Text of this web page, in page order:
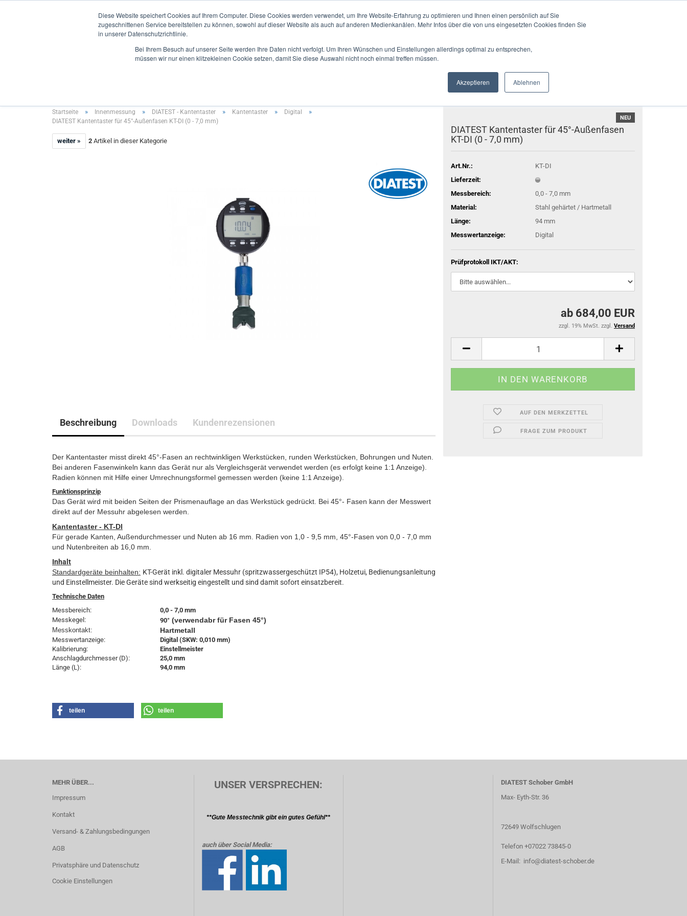
Diese Website speichert Cookies auf Ihrem Computer. Diese Cookies werden verwendet, um Ihre Website-Erfahrung zu optimieren und Ihnen einen persönlich auf Sie
zugeschnittenen Service bereitstellen zu können, sowohl auf dieser Website als auch auf anderen Medienkanälen. Mehr Infos über die von uns eingesetzten Cookies finden Sie
in unserer Datenschutzrichtlinie.
Bei Ihrem Besuch auf unserer Seite werden Ihre Daten nicht verfolgt. Um Ihren Wünschen und Einstellungen allerdings optimal zu entsprechen,
müssen wir nur einen klitzekleinen Cookie setzen, damit Sie diese Auswahl nicht noch einmal treffen müssen.
Akzeptieren Ablehnen
Suche...
Startseite » Innenmessung » DIATEST - Kantentaster » Kantentaster » Digital »
DIATEST Kantentaster für 45°-Außenfasen KT-DI (0 - 7,0 mm)
weiter » 2 Artikel in dieser Kategorie
NEU
DIATEST Kantentaster für 45°-Außenfasen
KT-DI (0 - 7,0 mm)
Art.Nr.:
KT-DI
Lieferzeit:
Messbereich:
0,0 - 7,0 mm
Material:
Stahl gehärtet / Hartmetall
Länge:
94 mm
Messwertanzeige:
Digital
Prüfprotokoll IKT/AKT:
ab 684,00 EUR
zzgl. 19% MwSt. zzgl. Versand
AUF DEN MERKZETTEL
FRAGE ZUM PRODUKT
Beschreibung Downloads Kundenrezensionen
Der Kantentaster misst direkt 45°-Fasen an rechtwinkligen Werkstücken, runden Werkstücken, Bohrungen und Nuten.
Bei anderen Fasenwinkeln kann das Gerät nur als Vergleichsgerät verwendet werden (es erfolgt keine 1:1 Anzeige).
Radien können mit Hilfe einer Umrechnungsformel gemessen werden (keine 1:1 Anzeige).
Funktionsprinzip
Das Gerät wird mit beiden Seiten der Prismenauflage an das Werkstück gedrückt. Bei 45°- Fasen kann der Messwert
direkt auf der Messuhr abgelesen werden.
Kantentaster - KT-DI
Für gerade Kanten, Außendurchmesser und Nuten ab 16 mm. Radien von 1,0 - 9,5 mm, 45°-Fasen von 0,0 - 7,0 mm
und Nutenbreiten ab 16,0 mm.
Inhalt
Standardgeräte beinhalten: KT-Gerät inkl. digitaler Messuhr (spritzwassergeschützt IP54), Holzetui, Bedienungsanleitung
und Einstellmeister. Die Geräte sind werkseitig eingestellt und sind damit sofort einsatzbereit.
Technische Daten
Messbereich:
0,0 - 7,0 mm
Messkegel:
90° (verwendabr für Fasen 45°)
Messkontakt: Hartmetall
Messwertanzeige:
Digital (SKW: 0,010 mm)
Kalibrierung:
Einstellmeister
Anschlagdurchmesser (D):
25,0 mm
Länge (L):
94,0 mm
teilen teilen
MEHR ÜBER...
Impressum
Kontakt
Versand- & Zahlungsbedingungen
AGB
Privatsphäre und Datenschutz
Cookie Einstellungen
UNSER VERSPRECHEN:
**Gute Messtechnik gibt ein gutes Gefühl**
auch über Social Media:
DIATEST Schober GmbH
Max- Eyth-Str. 36
72649 Wolfschlugen
Telefon +07022 73845-0
E-Mail: info@diatest-schober.de